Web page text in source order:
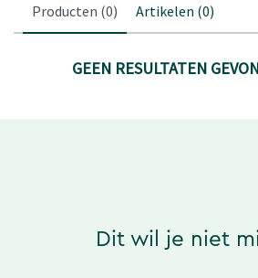
Producten (0) Artikelen (0)
GEEN RESULTATEN
Dit wil je niet